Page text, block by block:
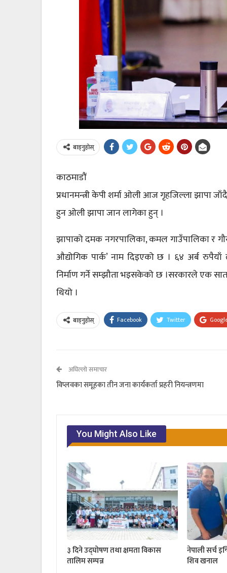
बाड्नुहोस्
काठमाडौं
प्रधानमन्त्री केपी शर्मा ओली आज गृहजिल्ला झापा
हुन ओली झापा जान लागेका हुन् ।
झापाको दमक नगरपालिका, कमल गाउँपालिका र
औद्योगिक पार्क’ नाम दिइएको छ । ६४ अर्ब रुपैयाँ
निर्माण गर्ने सम्झौता भइसकेको छ ।सरकारले एक
थियो ।
बाड्नुहोस् Facebook Twitter
अघिल्लो समाचार
विप्लवका समूहका तीन जना कार्यकर्ता प्रहरी नियन्त्रणमा
You Might Also Like
३ दिने उद्घोषण तथा क्षमता विकास
तालिम सम्पन्न
नेपाली सर्च
शिव खनाल